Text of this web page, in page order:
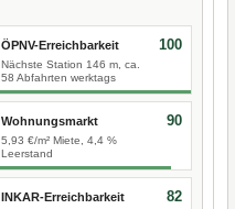
ÖPNV-Erreichbarkeit
Nächste Station 146 m, ca.
58 Abfahrten werktags
100
Wohnungsmarkt
5,93 €/m² Miete, 4,4 %
Leerstand
90
INKAR-Erreichbarkeit 82